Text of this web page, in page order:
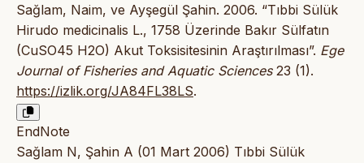
Sağlam, Naim, ve Ayşegül Şahin. 2006. “Tıbbi Sülük
Hirudo medicinalis L., 1758 Üzerinde Bakır Sülfatın
(CuSO45 H2O) Akut Toksisitesinin Araştırılması”. Ege
Journal of Fisheries and Aquatic Sciences23 (1).
https://izlik.org/JA84FL38LS.
EndNote
Sağlam N, Şahin A (01 Mart 2006) Tıbbi Sülük